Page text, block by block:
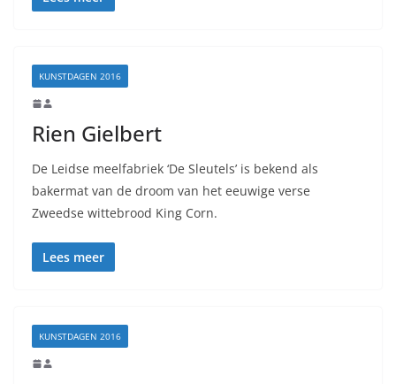
KUNSTDAGEN 2016
Rien Gielbert
De Leidse meelfabriek ‘De Sleutels’ is bekend als
bakermat van de droom van het eeuwige verse
Zweedse wittebrood King Corn.
Lees meer
KUNSTDAGEN 2016